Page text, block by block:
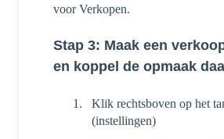
voor Verkopen.
Stap 3: Maak een
en koppel de opmaak
Klik rechtsboven op het
(instellingen)